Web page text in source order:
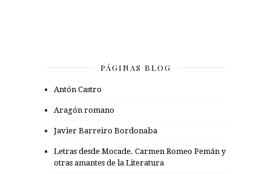
PÁGINAS BLOG
Antón Castro
Aragón romano
Javier Barreiro Bordonaba
Letras desde Mocade. Carmen Romeo Pemán y
otras amantes de la Literatura